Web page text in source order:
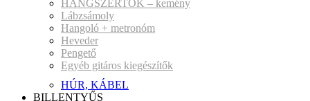
HANGSZERTOK – kemény
Lábzsámoly
Hangoló + metronóm
Heveder
Pengető
Egyéb gitáros kiegészítők
HÚR, KÁBEL
BILLENTYŰS